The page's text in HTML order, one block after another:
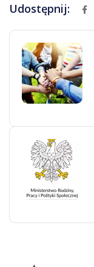
Udostępnij: